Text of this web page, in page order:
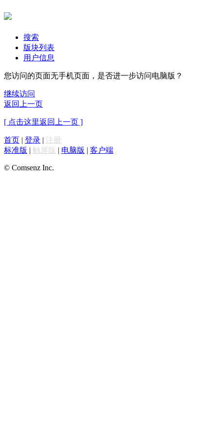
搜索
版块列表
用户信息
您访问的页面无手机页面，是否进一步访问电脑版？
继续访问
返回上一页
[ 点击这里返回上一页 ]
首页 | 登录 | 注册
标准版 | 触屏版 | 电脑版 | 客户端
© Comsenz Inc.